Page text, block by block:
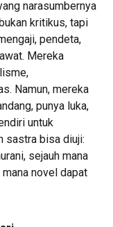
narasumbernya
kritikus, tapi
pendeta,
Mereka
Namun, mereka
punya luka,
untuk
sastra bisa diuji:
sejauh mana
novel dapat